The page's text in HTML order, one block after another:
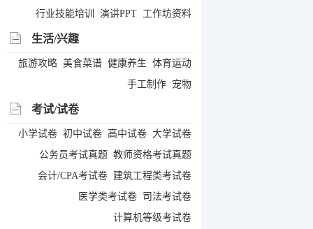
行业技能培训
演讲PPT 工作坊资料
生活/兴趣
旅游攻略 美食菜谱 健康养生 体育运动
手工制作 宠物
考试/试卷
小学试卷 初中试卷 高中试卷 大学试卷
公务员考试真题 教师资格考试真题
会计/CPA考试卷 建筑工程类考试卷
医学类考试卷 司法考试卷
计算机等级考试卷